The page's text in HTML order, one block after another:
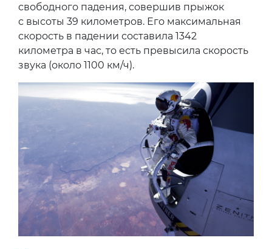
свободного падения, совершив прыжок
с высоты 39 километров. Его максимальная
скорость в падении составила 1342
километра в час, то есть превысила скорость
звука (около 1100 км/ч).